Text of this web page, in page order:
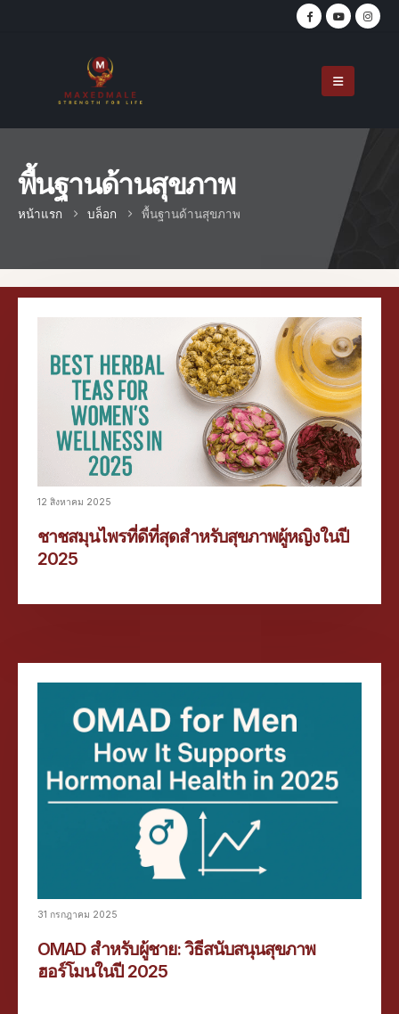
พื้นฐานด้านสุขภาพ
หน้าแรก บล็อก พื้นฐานด้านสุขภาพ
12 สิงหาคม 2025
ชาชสมุนไพรที่ดีที่สุดสำหรับสุขภาพผู้หญิงในปี
2025
31 กรกฎาคม 2025
OMAD สำหรับผู้ชาย: วิธีสนับสนุนสุขภาพ
ฮอร์โมนในปี 2025